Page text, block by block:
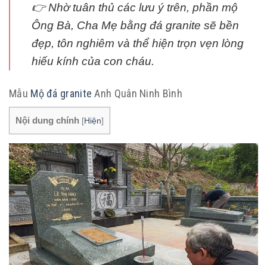
👉 Nhờ tuân thủ các lưu ý trên, phần mộ
Ông Bà, Cha Mẹ bằng đá granite sẽ bền
đẹp, tôn nghiêm và thể hiện trọn vẹn lòng
hiếu kính của con cháu.
Mẫu Mộ đá granite Anh Quân Ninh Bình
Nội dung chính [Hiện]